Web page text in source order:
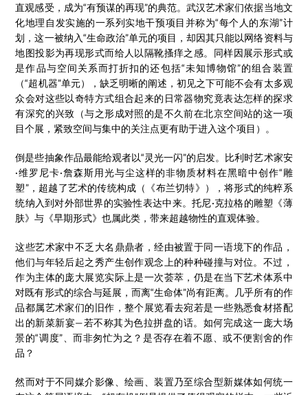
直观感受，成为“有预谋的再现”的典范。武汉艺术家们依据当地文
化地理自发实施的一系列实地干预项目并称为“每个人的东湖”计
划，这一被纳入“生命政治”单元的项目，却因其只能以网络资料与
地图投影为再现形式而给人以隔靴搔痒之感。同样因展示形式或
是作品与空间关系而打折扣的还包括“未知博物馆”的组合装置
（“超机器”单元），缺乏明晰的阐述，初见之下可能不会有太多观
众会对这些以奇特方式组合起来的日常器物究竟表达怎样的探求
有深究的兴致（与之形成对照的是不久前在北京空间站的这一项
目个展，紧致空间与集中的关注点更有助于进入这个项目）。
倒是些抽象作品最能给观者以“灵光一闪”的启发。比利时艺术家安
·维罗尼卡·詹森斯用光与尘这样的非物质材料在黑暗中创作“雕
塑”，超越了艺术的传统构成（《布兰切特》），将形式的纯粹系
统纳入到对外部世界的实验性表达中来。托尼·克拉格的雕塑《薄
肤》与《早期形式》也属此类，带来超越物性的直观体验。
这些艺术家中不乏大名鼎鼎者，经由被置于同一语境下的作品，
他们与年轻后起之秀产生创作观念上的种种碰撞与对位。不过，
作为主体的庞大展览实际上是一次荟萃，仍是在当下艺术体系中
对既有形式的综合与延展，而离“生命体”尚有距离。几乎所有的作
品都属艺术家们的旧作，整个展览看去宛若是一些熟悉食材搭配
出的新菜新宴—若不称其为色拉拼盘的话。如何完成这一庞大场
景的“调度”、而非匆忙为之？是否存在着不愿、或不便割舍的作
品？
然而对于不同媒介影像、绘画、装置乃至综合型新媒体如何统一